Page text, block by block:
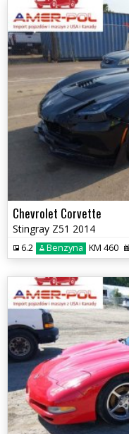
Chevrolet Corvette
Stingray Z51 2014
6.2 Benzyna KM 460